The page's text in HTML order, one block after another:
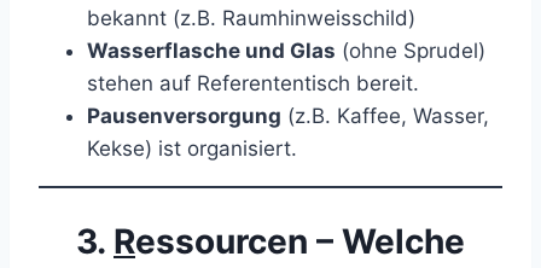
bekannt (z.B. Raumhinweisschild)
Wasserflasche und Glas (ohne Sprudel)
stehen auf Referententisch bereit.
Pausenversorgung (z.B. Kaffee, Wasser,
Kekse) ist organisiert.
3. Ressourcen – Welche